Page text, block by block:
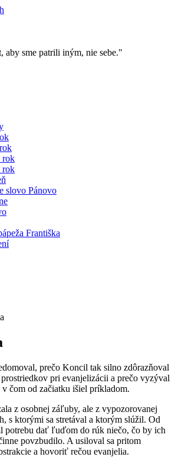
aby sme patrili iným, nie sebe."
rok
rok
slovo Pánovo
Františka
prečo Koncil tak silno zdôrazňoval
pri evanjelizácii a prečo vyzýval
čom od začiatku išiel príkladom.
z osobnej záľuby, ale z vypozorovanej
s ktorými sa stretával a ktorým slúžil. Od
potrebu dať ľuďom do rúk niečo, čo by ich
povzbudilo. A usiloval sa pritom
a hovoriť rečou evanjelia.